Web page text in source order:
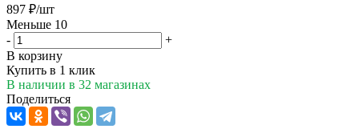
897 ₽/шт
Меньше 10
-
+
В корзину
Купить в 1 клик
В наличии в 32 магазинах
Поделиться